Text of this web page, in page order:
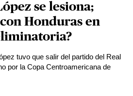
se lesiona;
Honduras en
tuvo que salir del partido del Real
por la Copa Centroamericana de